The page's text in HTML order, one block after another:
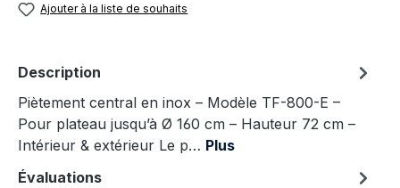
Ajouter à la liste de souhaits
Description
Piètement central en inox – Modèle TF-800-E –
Pour plateau jusqu’à Ø 160 cm – Hauteur 72 cm –
Intérieur & extérieur Le p… Plus
Évaluations